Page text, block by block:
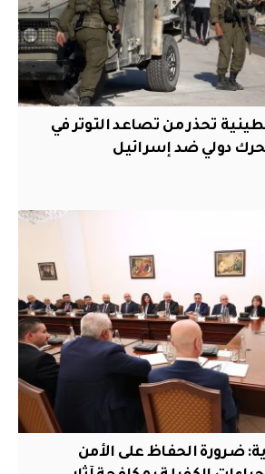
تحذر من تصاعد التوتر في
دولي ضد إسرائيل
ضرورة الحفاظ على الأمن